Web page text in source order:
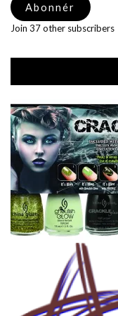
Abonnér
Join 37 other subscribers